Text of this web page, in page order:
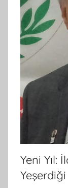
Yeni Yıl: